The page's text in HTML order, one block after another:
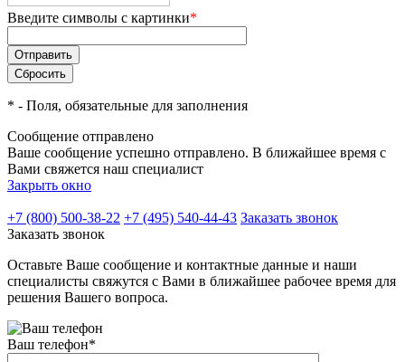
Введите символы с картинки*
* - Поля, обязательные для заполнения
Сообщение отправлено
Ваше сообщение успешно отправлено. В ближайшее время с
Вами свяжется наш специалист
Закрыть окно
+7 (800) 500-38-22 +7 (495) 540-44-43 Заказать звонок
Заказать звонок
Оставьте Ваше сообщение и контактные данные и наши
специалисты свяжутся с Вами в ближайшее рабочее время для
решения Вашего вопроса.
Ваш телефон*